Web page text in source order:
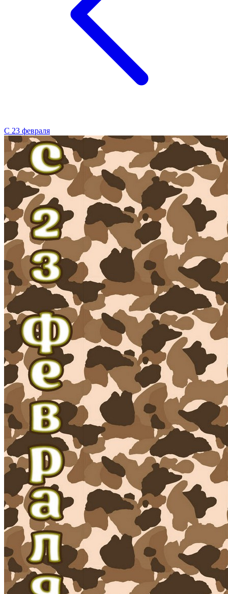
С 23 февраля